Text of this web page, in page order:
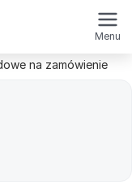
Menu
na zamówienie